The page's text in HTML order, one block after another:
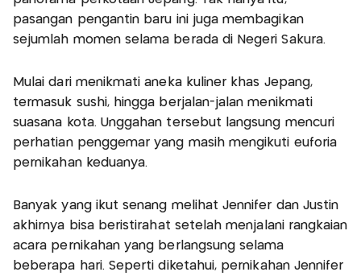
pasangan pengantin baru ini juga membagikan
sejumlah momen selama berada di Negeri Sakura.
Mulai dari menikmati aneka kuliner khas Jepang,
termasuk sushi, hingga berjalan-jalan menikmati
suasana kota. Unggahan tersebut langsung mencuri
perhatian penggemar yang masih mengikuti euforia
pernikahan keduanya.
Banyak yang ikut senang melihat Jennifer dan Justin
akhirnya bisa beristirahat setelah menjalani rangkaian
acara pernikahan yang berlangsung selama
beberapa hari. Seperti diketahui, pernikahan Jennifer